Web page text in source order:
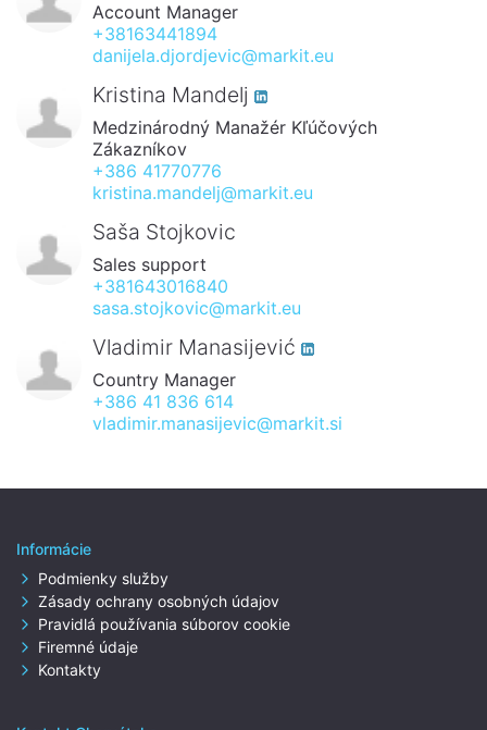
Account Manager
+38163441894
danijela.djordjevic@markit.eu
Kristina Mandelj
Medzinárodný Manažér Kľúčových
Zákazníkov
+386 41770776
kristina.mandelj@markit.eu
Saša Stojkovic
Sales support
+381643016840
sasa.stojkovic@markit.eu
Vladimir Manasijević
Country Manager
+386 41 836 614
vladimir.manasijevic@markit.si
Informácie
Podmienky služby
Zásady ochrany osobných údajov
Pravidlá používania súborov cookie
Firemné údaje
Kontakty